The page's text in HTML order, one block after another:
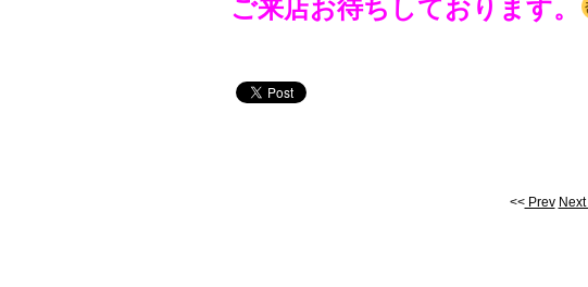
ご来店お待ちしております。
<<Prev Next